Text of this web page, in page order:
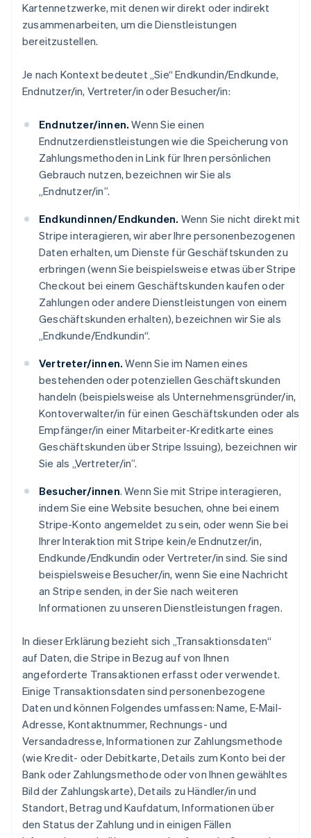
Kartennetzwerke, mit denen wir direkt oder indirekt
zusammenarbeiten, um die Dienstleistungen
bereitzustellen.
Je nach Kontext bedeutet „Sie“ Endkundin/Endkunde,
Endnutzer/in, Vertreter/in oder Besucher/in:
Endnutzer/innen. Wenn Sie einen
Endnutzerdienstleistungen wie die Speicherung von
Zahlungsmethoden in Link für Ihren persönlichen
Gebrauch nutzen, bezeichnen wir Sie als
„Endnutzer/in”.
Endkundinnen/Endkunden. Wenn Sie nicht direkt mit
Stripe interagieren, wir aber Ihre personenbezogenen
Daten erhalten, um Dienste für Geschäftskunden zu
erbringen (wenn Sie beispielsweise etwas über Stripe
Checkout bei einem Geschäftskunden kaufen oder
Zahlungen oder andere Dienstleistungen von einem
Geschäftskunden erhalten), bezeichnen wir Sie als
„Endkunde/Endkundin“.
Vertreter/innen. Wenn Sie im Namen eines
bestehenden oder potenziellen Geschäftskunden
handeln (beispielsweise als Unternehmensgründer/in,
Kontoverwalter/in für einen Geschäftskunden oder als
Empfänger/in einer Mitarbeiter-Kreditkarte eines
Geschäftskunden über Stripe Issuing), bezeichnen wir
Sie als „Vertreter/in”.
Besucher/innen. Wenn Sie mit Stripe interagieren,
indem Sie eine Website besuchen, ohne bei einem
Stripe-Konto angemeldet zu sein, oder wenn Sie bei
Ihrer Interaktion mit Stripe kein/e Endnutzer/in,
Endkunde/Endkundin oder Vertreter/in sind. Sie sind
beispielsweise Besucher/in, wenn Sie eine Nachricht
an Stripe senden, in der Sie nach weiteren
Informationen zu unseren Dienstleistungen fragen.
In dieser Erklärung bezieht sich „Transaktionsdaten“
auf Daten, die Stripe in Bezug auf von Ihnen
angeforderte Transaktionen erfasst oder verwendet.
Einige Transaktionsdaten sind personenbezogene
Daten und können Folgendes umfassen: Name, E-Mail-
Adresse, Kontaktnummer, Rechnungs- und
Versandadresse, Informationen zur Zahlungsmethode
(wie Kredit- oder Debitkarte, Details zum Konto bei der
Bank oder Zahlungsmethode oder von Ihnen gewähltes
Bild der Zahlungskarte), Details zu Händler/in und
Standort, Betrag und Kaufdatum, Informationen über
den Status der Zahlung und in einigen Fällen